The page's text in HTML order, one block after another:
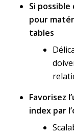
Si
pour
tables
Favorisez
index par